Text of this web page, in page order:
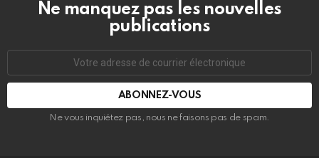
Ne manquez pas les nouvelles
publications
courrier
Ne vous inquiétez pas, nous ne faisons pas de spam.